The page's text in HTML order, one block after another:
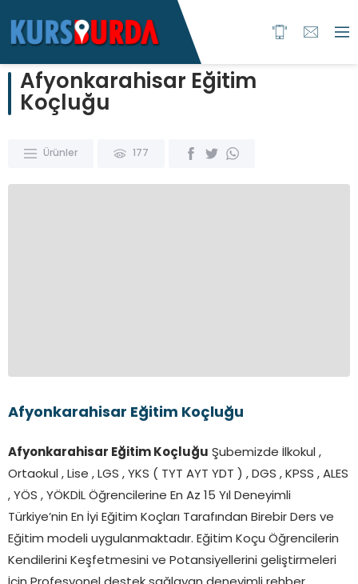
Afyonkarahisar Eğitim
Koçluğu
Ürünler 177
Afyonkarahisar Eğitim Koçluğu
Afyonkarahisar Eğitim Koçluğu Şubemizde İlkokul ,
Ortaokul , Lise , LGS , YKS ( TYT AYT YDT ) , DGS , KPSS , ALES
, YÖS , YÖKDİL Öğrencilerine En Az 15 Yıl Deneyimli
Türkiye’nin En İyi Eğitim Koçları Tarafından Birebir Ders ve
Eğitim modeli uygulanmaktadır. Eğitim Koçu Öğrencilerin
Kendilerini Keşfetmesini ve Potansiyellerini geliştirmeleri